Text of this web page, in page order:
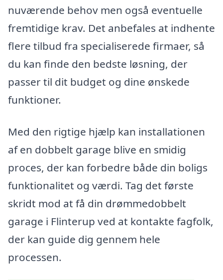
nuværende behov men også eventuelle
fremtidige krav. Det anbefales at indhente
flere tilbud fra specialiserede firmaer, så
du kan finde den bedste løsning, der
passer til dit budget og dine ønskede
funktioner.
Med den rigtige hjælp kan installationen
af en dobbelt garage blive en smidig
proces, der kan forbedre både din boligs
funktionalitet og værdi. Tag det første
skridt mod at få din drømmedobbelt
garage i Flinterup ved at kontakte fagfolk,
der kan guide dig gennem hele
processen.